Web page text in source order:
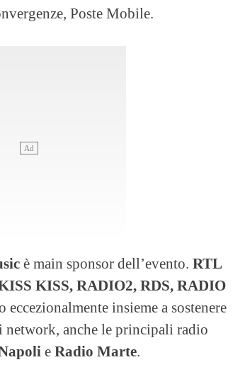
Poste Mobile.
è main sponsor dell’evento. RTL
KISS, RADIO2, RDS, RADIO
eccezionalmente insieme a sostenere
anche le principali radio
e Radio Marte.